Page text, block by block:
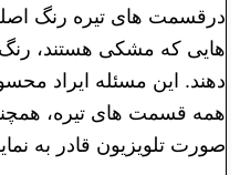
درقسمت های تیره رنگ
هایی که مشکی هستند،
دهند. این مسئله ایراد
همه قسمت های تیره،
صورت تلویزیون قادر به